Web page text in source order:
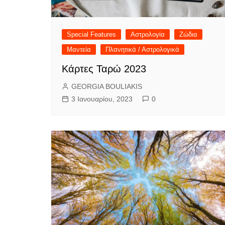
Special Features Αστρολογία
Ζώδια
Μαντεία
Πλανητικά / Αστρολογικά
Κάρτες Ταρώ 2023
GEORGIA BOULIAKIS
3 Ιανουαρίου, 2023
0